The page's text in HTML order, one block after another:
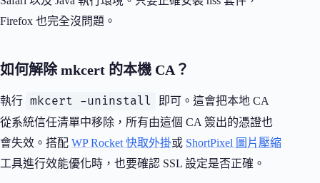
Firefox 也完全沒問題。
如何解除 mkcert 的本機 CA？
執行 mkcert -uninstall
即可。這會把本地 CA
從系統信任清單中移除，所有由這個 CA 簽出的憑證也
會失效。搭配 WP Rocket 快取外掛或 ShortPixel 圖片壓縮
工具進行效能優化時，也要確認 SSL 設定是否正確。